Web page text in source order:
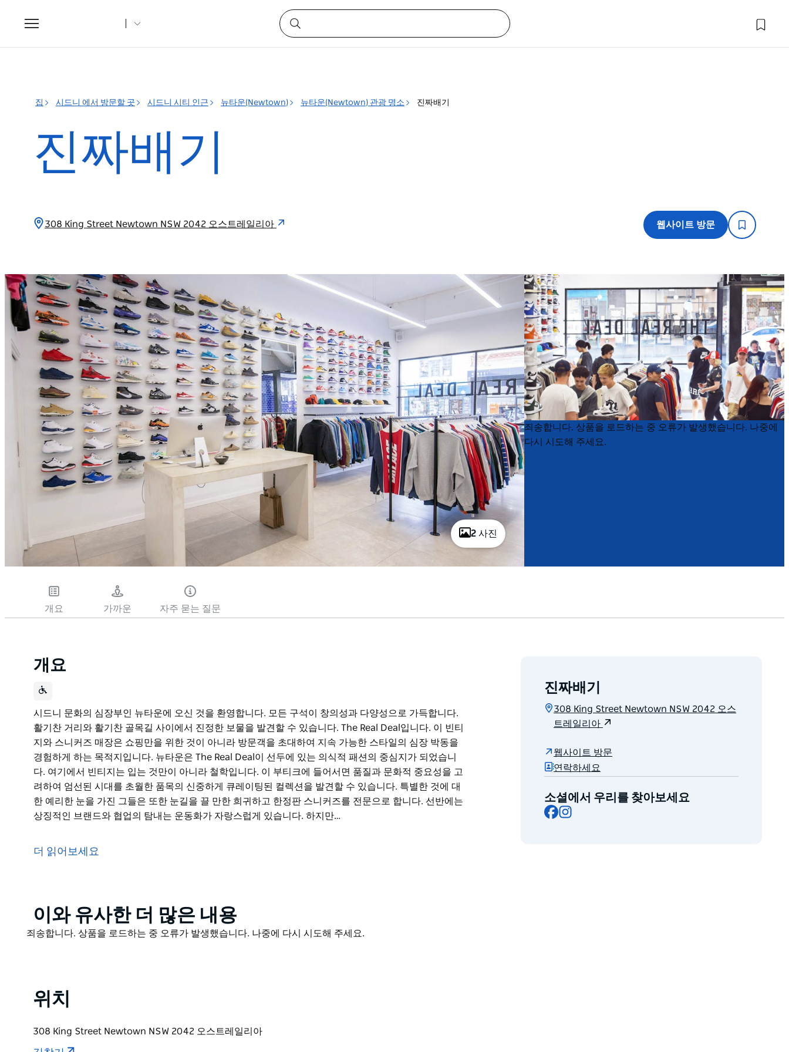
Toggle
navigation
집 시드니 에서 방문할 곳 시드니 시티 인근 뉴타운(Newtown) 뉴타운(Newtown) 관광 명소 진짜배기
진짜배기
308 King Street Newtown NSW 2042 오스트레일리아 웹사이트 방문
2 사진
Product
List
Product
List
죄송합니다. 상품을 로드하는 중 오류가 발생했습니다. 나중에
다시 시도해 주세요.
개요 가까운 자주 묻는 질문
개요
시드니 문화의 심장부인 뉴타운에 오신 것을 환영합니다. 모든 구석이 창의성과 다양성으로 가득합니다.
활기찬 거리와 활기찬 골목길 사이에서 진정한 보물을 발견할 수 있습니다. The Real Deal입니다. 이 빈티
지와 스니커즈 매장은 쇼핑만을 위한 것이 아니라 방문객을 초대하여 지속 가능한 스타일의 심장 박동을
경험하게 하는 목적지입니다. 뉴타운은 The Real Deal이 선두에 있는 의식적 패션의 중심지가 되었습니
다. 여기에서 빈티지는 입는 것만이 아니라 철학입니다. 이 부티크에 들어서면 품질과 문화적 중요성을 고
려하여 엄선된 시대를 초월한 품목의 신중하게 큐레이팅된 컬렉션을 발견할 수 있습니다. 특별한 것에 대
한 예리한 눈을 가진 그들은 또한 눈길을 끌 만한 희귀하고 한정판 스니커즈를 전문으로 합니다. 선반에는
상징적인 브랜드와 협업의 탐내는 운동화가 자랑스럽게 있습니다. 하지만…
활기찬 거리와 활기찬 골목길 사이에서 진정한 보물을 발견할 수 있습니다. The Real Deal입니다. 이 빈티
만이 아니라 철학입니다. 이 부티크에 들어서면 품질과 문화적 중요성을 고려하여 엄선된 시대를 초월한
품목의 신중하게 큐레이팅된 컬렉션을 발견할 수 있습니다.
한 사랑을 기념하는 커뮤니티 허브입니다. 팝업 이벤트부터 지역 아티스트와의 협업까지 이 활기찬 핫스
팟에서는 항상 무언가가 일어납니다.
노련한 빈티지 애호가이든 뉴타운의 역동적인 패션 현장에 호기심이 많든, The Real Deal은 지속 가능한
스타일의 마법을 경험하고 이 절충주의 교외에서 운동의 일부가 되도록 초대합니다.
더 읽어보세요
진짜배기
308 King Street Newtown NSW 2042 오스
트레일리아
웹사이트 방문
연락하세요
소셜에서 우리를 찾아보세요
Facebook
Product
List
이와 유사한 더 많은 내용
Product
죄송합니다. 상품을 로드하는 중 오류가 발생했습니다. 나중에 다시 시도해 주세요.
위치
308 King Street Newtown NSW 2042 오스트레일리아